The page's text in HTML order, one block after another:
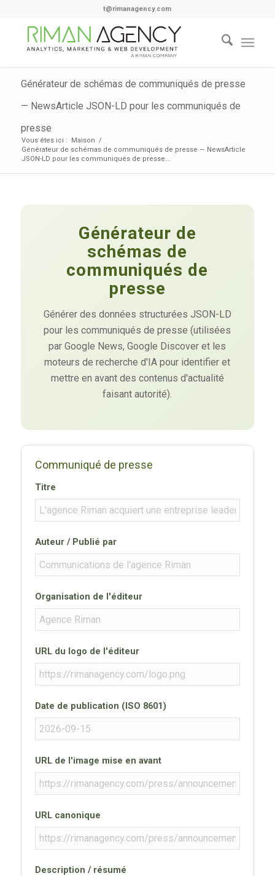
t@rimanagency.com
Générateur de schémas de communiqués de presse
— NewsArticle JSON-LD pour les communiqués de
presse
Vous êtes ici : Maison /
Générateur de schémas de communiqués de presse — NewsArticle
JSON-LD pour les communiqués de presse...
Générateur de
schémas de
communiqués de
presse
Générer des données structurées JSON-LD
pour les communiqués de presse (utilisées
par Google News, Google Discover et les
moteurs de recherche d'IA pour identifier et
mettre en avant des contenus d'actualité
faisant autorité).
Communiqué de presse
Titre
Auteur / Publié par
Organisation de l'éditeur
URL du logo de l'éditeur
Date de publication (ISO 8601)
URL de l'image mise en avant
URL canonique
Description / résumé